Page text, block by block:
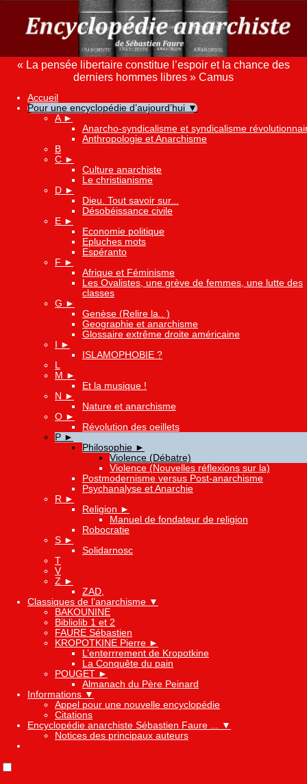
« La pensée libertaire constitue l’espoir et la chance des
derniers hommes libres » Camus
Accueil
Pour une encyclopédie d’aujourd’hui ▼
A ►
Anarcho-syndicalisme et syndicalisme
Anthropologie et Anarchisme
B
C ►
Culture anarchiste
Le christianisme
D ►
Dieu. Tout savoir sur...
Désobéissance civile
E ►
Economie politique
Epluches mots
Espéranto
F ►
Afrique et Féminisme
Les Ovalistes, une grève de femmes, une lutte des
classes
G ►
Genèse (Relire la.. )
Geographie et anarchisme
Glossaire extrême droite américaine
►
ISLAMOPHOBIE ?
L
M ►
Et la musique !
N ►
Nature et anarchisme
O ►
Révolution des oeillets
P ►
Philosophie ►
Violence (Débatre)
Violence (Nouvelles réflexions sur la)
Postmodernisme versus Post-anarchisme
Psychanalyse et Anarchie
R ►
Religion ►
Manuel de fondateur de religion
Robocratie
S ►
Solidarnosc
T
V
Z ►
ZAD,
Classiques de l’anarchisme ▼
BAKOUNINE
Bibliolib 1 et 2
FAURE Sébastien
KROPOTKINE Pierre ►
L’enterrrement de Kropotkine
La Conquête du pain
POUGET ►
Almanach du Père Peinard
Informations ▼
Appel pour une nouvelle encyclopédie
Citations
Encyclopédie anarchiste Sébastien Faure ... ▼
Notices des principaux auteurs